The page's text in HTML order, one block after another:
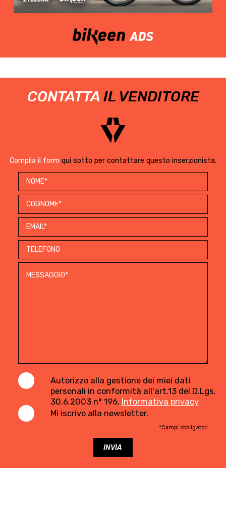
CONTATTA IL VENDITORE
Compila il form qui sotto per contattare questo inserzionista.
Autorizzo alla gestione dei miei dati
personali in conformità all'art.13 del D.Lgs.
30.6.2003 n° 196. Informativa privacy
Mi iscrivo alla newsletter.
*Campi obbligatori